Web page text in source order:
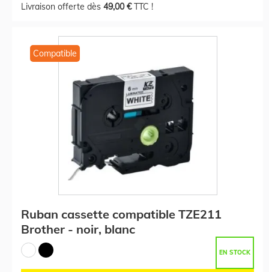
Livraison offerte dès 49,00 €TTC !
Compatible
Ruban cassette compatible TZE211
Brother - noir, blanc
EN STOCK